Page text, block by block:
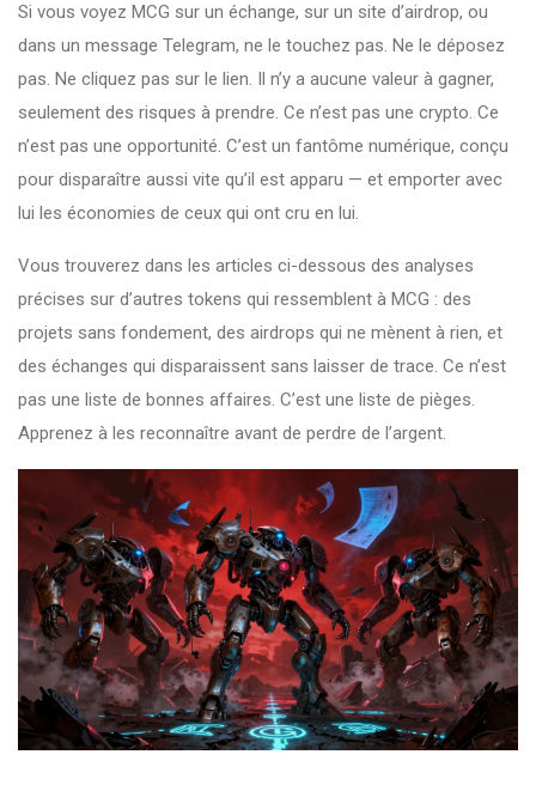
Si vous voyez MCG sur un échange, sur un site d’airdrop, ou
dans un message Telegram, ne le touchez pas. Ne le déposez
pas. Ne cliquez pas sur le lien. Il n’y a aucune valeur à gagner,
seulement des risques à prendre. Ce n’est pas une crypto. Ce
n’est pas une opportunité. C’est un fantôme numérique, conçu
pour disparaître aussi vite qu’il est apparu — et emporter avec
lui les économies de ceux qui ont cru en lui.
Vous trouverez dans les articles ci-dessous des analyses
précises sur d’autres tokens qui ressemblent à MCG : des
projets sans fondement, des airdrops qui ne mènent à rien, et
des échanges qui disparaissent sans laisser de trace. Ce n’est
pas une liste de bonnes affaires. C’est une liste de pièges.
Apprenez à les reconnaître avant de perdre de l’argent.